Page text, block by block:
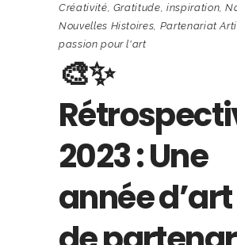
Créativité Gratitude inspiration ,
Nouvelles Histoires Partenariat
passion pour l'art
🎨✨
2023 : Une
année